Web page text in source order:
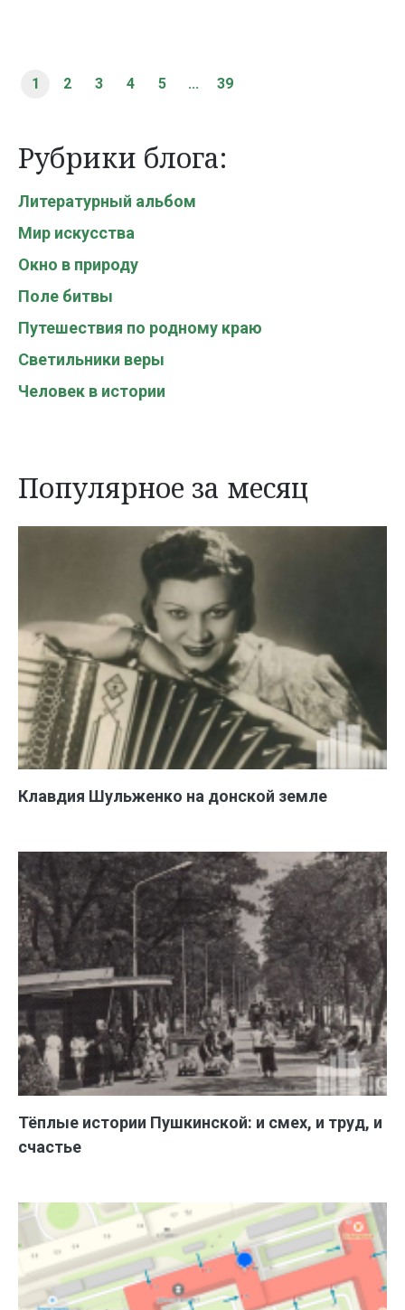
1 2 3 4 5 ... 39
Рубрики блога:
Литературный альбом
Мир искусства
Окно в природу
Поле битвы
Путешествия по родному краю
Светильники веры
Человек в истории
Популярное за месяц
Клавдия Шульженко на донской земле
Тёплые истории Пушкинской: и смех, и труд, и
счастье